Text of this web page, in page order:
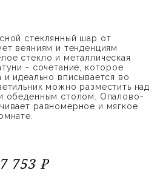
стеклянный шар от
веяниям и тенденциям
стекло и металлическая
- сочетание, которое
и идеально вписывается во
можно разместить над
обеденным столом. Опалово-
равномерное и мягкое
753 ₽